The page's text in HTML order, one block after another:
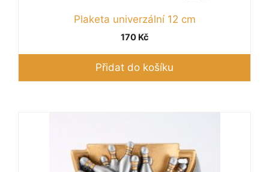
Plaketa univerzální 12 cm
170 Kč
Přidat do košíku